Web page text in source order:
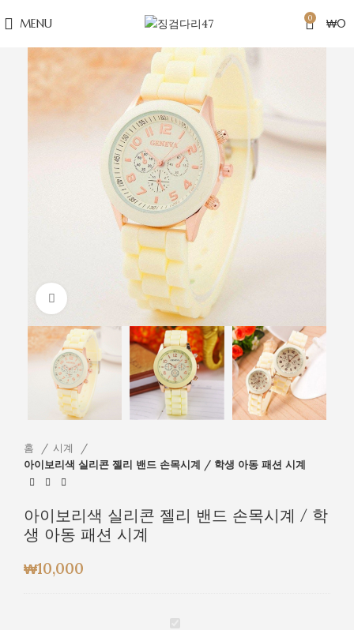
MENU 0 ₩0
Click to enlarge
홈
시계
아이보리색 실리콘 젤리 밴드 손목시계 / 학생 아동 패션 시계
아이보리색 실리콘 젤리 밴드 손목시계 / 학
생 아동 패션 시계
₩10,000
아